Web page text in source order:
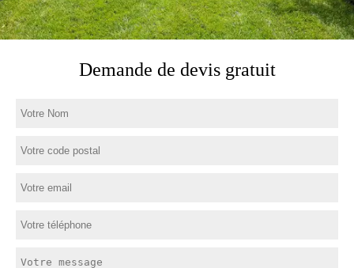
Demande de devis gratuit